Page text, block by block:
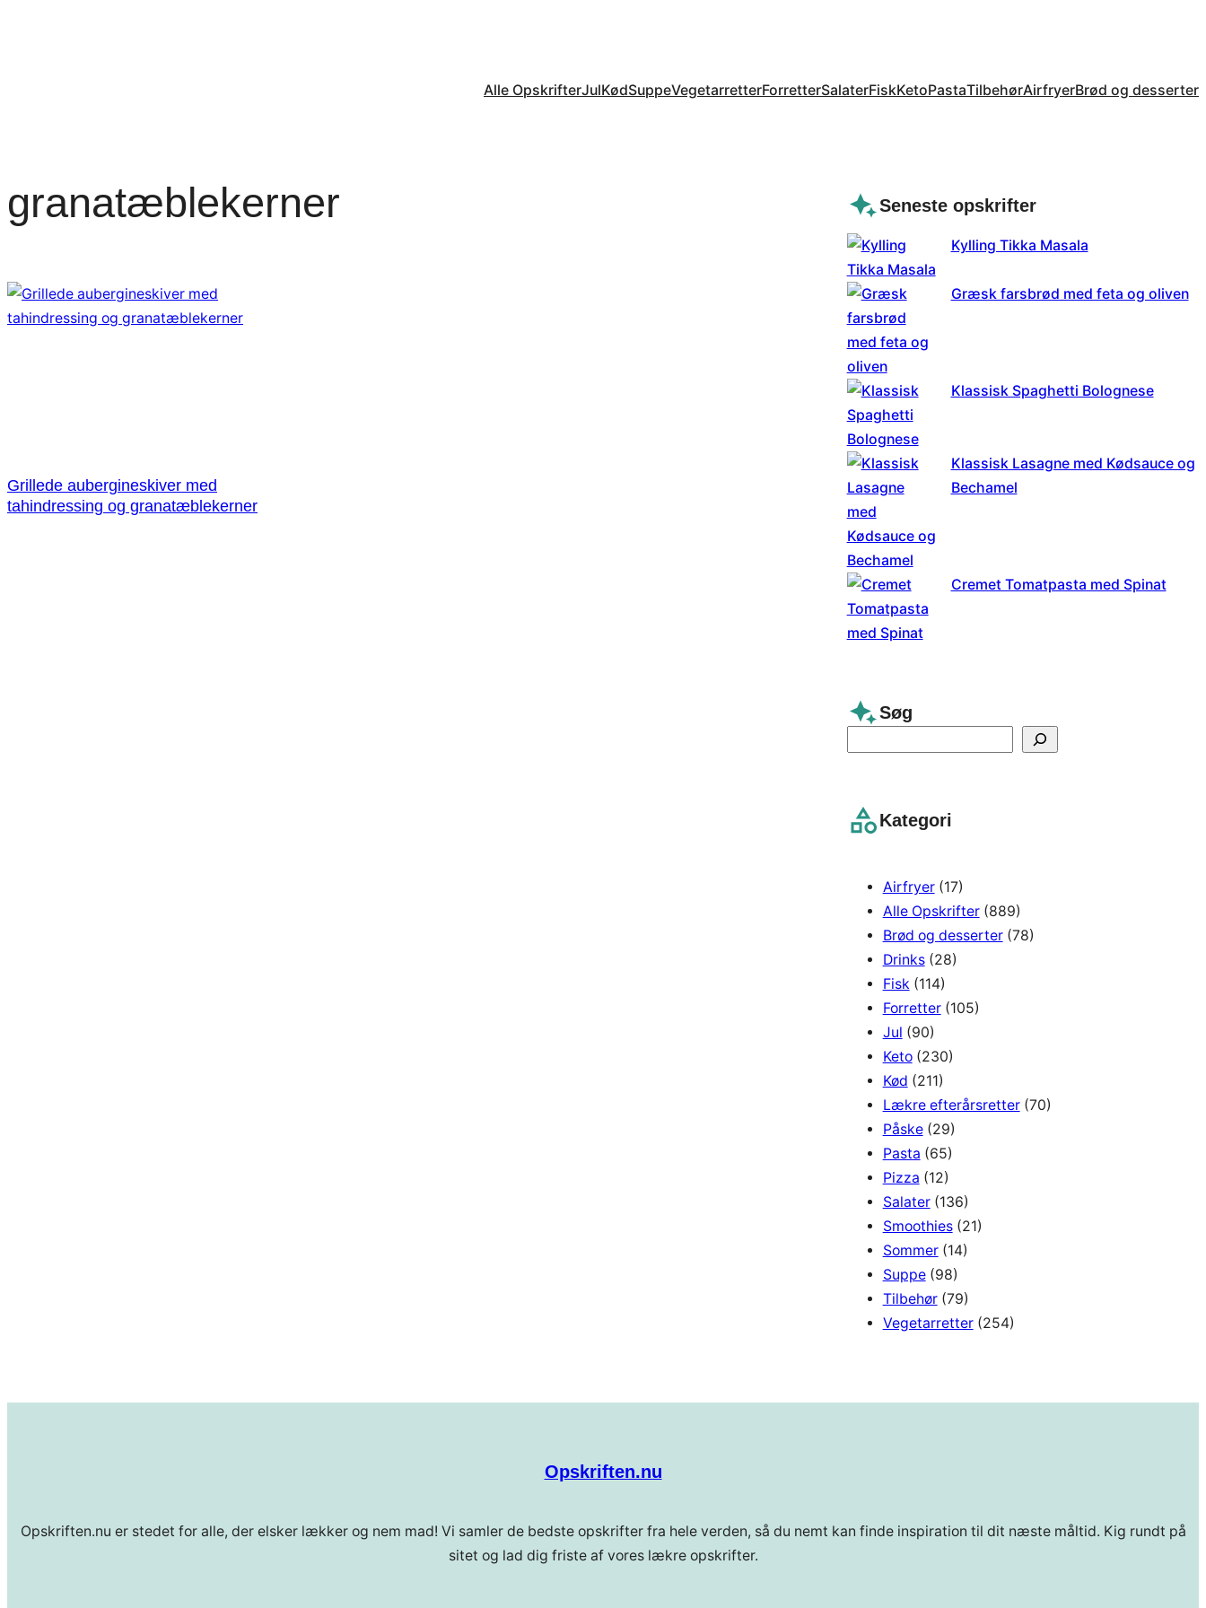
Alle OpskrifterJulKødSuppeVegetarretterForretterSalaterFiskKetoPastaTilbehørAirfryerBrød og desserter
granatæblekerner
Grillede aubergineskiver med
tahindressing og granatæblekerner
Seneste opskrifter
Kylling Tikka Masala
Græsk farsbrød med feta og oliven
Klassisk Spaghetti Bolognese
Klassisk Lasagne med Kødsauce og
Bechamel
Cremet Tomatpasta med Spinat
Søg
c
Kategori
Airfryer(17)
Alle Opskrifter(889)
Brød og desserter(78)
Drinks(28)
Fisk (114)
Forretter(105)
Jul (90)
Keto(230)
Kød (211)
Lækre efterårsretter(70)
Påske(29)
Pasta (65)
Pizza (12)
Salater(136)
Smoothies(21)
Sommer(14)
Suppe(98)
Tilbehør(79)
Vegetarretter(254)
Opskriften.nu
Opskriften.nu er stedet for alle, der elsker lækker og nem mad! Vi samler de bedste opskrifter fra hele verden, så du nemt kan finde inspiration til dit næste måltid. Kig rundt på
sitet og lad dig friste af vores lækre opskrifter.